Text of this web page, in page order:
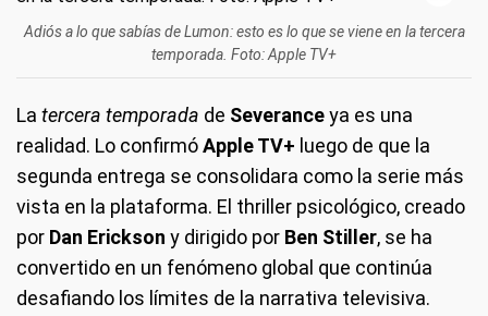
Adiós a lo que sabías de Lumon: esto es lo que se viene en la tercera
temporada. Foto: Apple TV+
La tercera temporada de Severanceya es una
realidad. Lo confirmóApple TV+ luego de que la
segunda entrega se consolidara como la serie más
vista en la plataforma. El thriller psicológico, creado
por Dan Erickson y dirigido por Ben Stiller, se ha
convertido en un fenómeno global que continúa
desafiando los límites de la narrativa televisiva.